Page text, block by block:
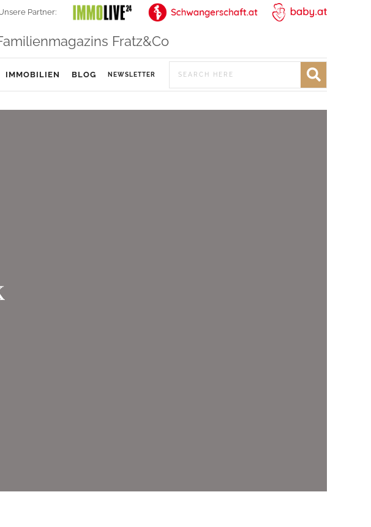
Partner:
Fratz&Co
IMMOBILIEN BLOG NEWSLETTER